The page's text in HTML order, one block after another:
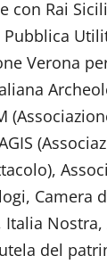
con Rai
Verona
Camera
Italia
del